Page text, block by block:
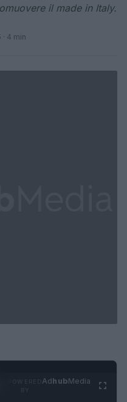
il made in Italy.
· 4 min
AdhubMedia